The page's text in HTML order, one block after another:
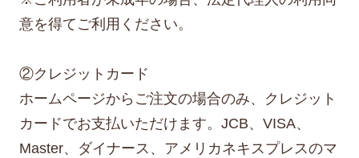
意を得てご利用ください。
②クレジットカード
ホームページからご注文の場合のみ、クレジット
カードでお支払いただけます。JCB、VISA、
Master、ダイナース、アメリカネキスプレスのマ